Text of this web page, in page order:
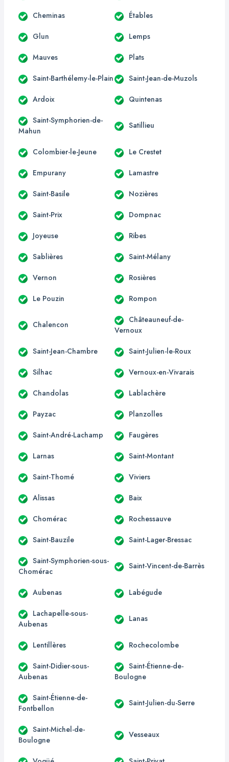
Cheminas Étables
Glun Lemps
Mauves Plats
Saint-Barthélemy-le-Plain Saint-Jean-de-Muzols
Ardoix Quintenas
Saint-Symphorien-de-
Mahun
Satillieu
Colombier-le-Jeune Le Crestet
Empurany Lamastre
Saint-Basile Nozières
Saint-Prix Dompnac
Joyeuse Ribes
Sablières Saint-Mélany
Vernon Rosières
Le Pouzin Rompon
Chalencon
Châteauneuf-de-
Vernoux
Saint-Jean-Chambre Saint-Julien-le-Roux
Silhac Vernoux-en-Vivarais
Chandolas Lablachère
Payzac Planzolles
Saint-André-Lachamp Faugères
Larnas Saint-Montant
Saint-Thomé Viviers
Alissas Baix
Chomérac Rochessauve
Saint-Bauzile Saint-Lager-Bressac
Saint-Symphorien-sous-
Chomérac
Saint-Vincent-de-Barrès
Aubenas Labégude
Lachapelle-sous-
Aubenas
Lanas
Lentillères Rochecolombe
Saint-Didier-sous-
Aubenas
Saint-Étienne-de-
Boulogne
Saint-Étienne-de-
Fontbellon
Saint-Julien-du-Serre
Saint-Michel-de-
Boulogne
Vesseaux